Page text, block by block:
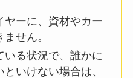
ヤーに、資材やカー
せん。
る状況で、誰かに
いけない場合は、